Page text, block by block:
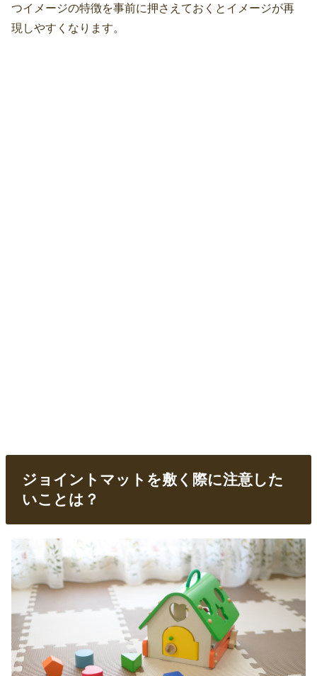
つイメージの特徴を事前に押さえておくとイメージが再
現しやすくなります。
ジョイントマットを敷く際に注意した
いことは？